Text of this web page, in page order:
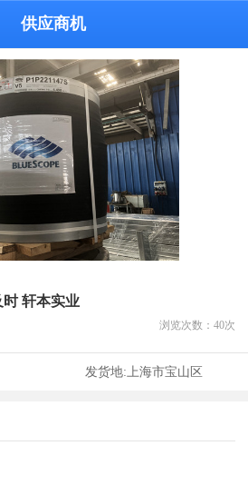
供应商机
轩本实业
浏览次数： 40次
发货地:上海市宝山区